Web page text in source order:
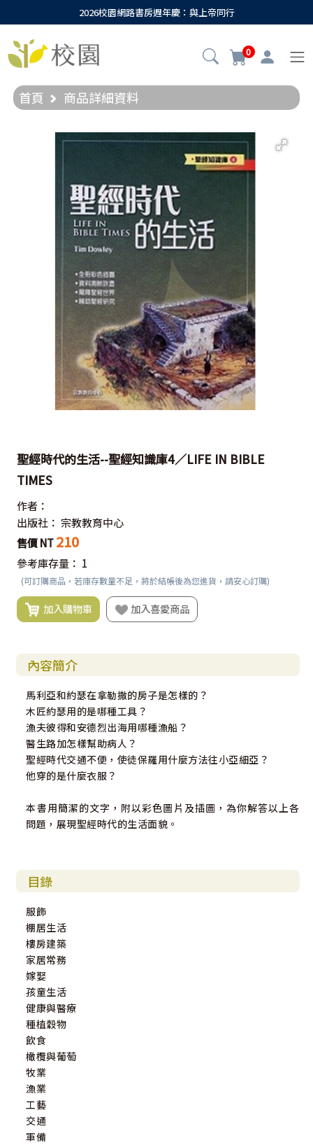
2026校園網路書房週年慶：與上帝同行
0
首頁 商品詳細資料
聖經時代的生活--聖經知識庫4／LIFE IN BIBLE
TIMES
作者：
出版社： 宗教教育中心
售價 NT 210
參考庫存量： 1
(可訂購商品，若庫存數量不足，將於結帳後為您進貨，請安心訂購)
加入購物車 加入喜愛商品
內容簡介
馬利亞和約瑟在拿勒撒的房子是怎樣的？
木匠約瑟用的是哪種工具？
漁夫彼得和安德烈出海用哪種漁船？
醫生路加怎樣幫助病人？
聖經時代交通不便，使徒保羅用什麼方法往小亞細亞？
他穿的是什麼衣服？
本書用簡潔的文字，附以彩色圖片及插圖，為你解答以上各
問題，展現聖經時代的生活面貌。
目錄
服飾
棚居生活
樓房建築
家居常務
嫁娶
孩童生活
健康與醫療
種植穀物
飲食
橄欖與葡萄
牧業
漁業
工藝
交通
軍備